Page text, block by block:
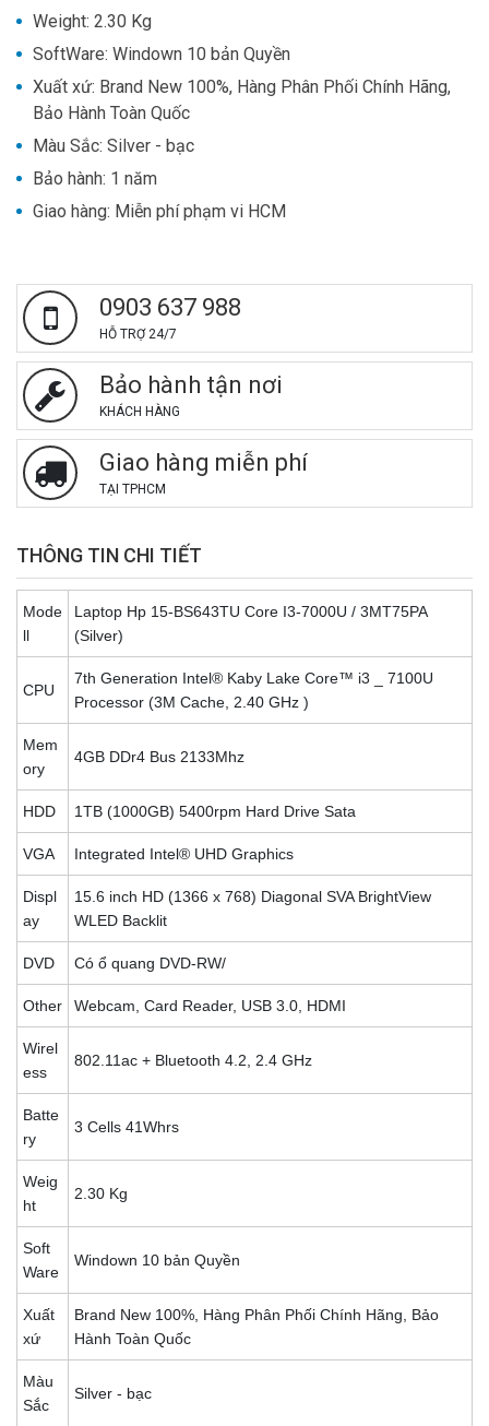
Weight: 2.30 Kg
SoftWare: Windown 10 bản Quyền
Xuất xứ: Brand New 100%, Hàng Phân Phối Chính Hãng,
Bảo Hành Toàn Quốc
Màu Sắc: Silver - bạc
Bảo hành: 1 năm
Giao hàng: Miễn phí phạm vi HCM
0903 637 988
HỖ TRỢ 24/7
Bảo hành tận nơi
KHÁCH HÀNG
Giao hàng miễn phí
TẠI TPHCM
THÔNG TIN CHI TIẾT
Mode
ll
Laptop Hp 15-BS643TU Core I3-7000U / 3MT75PA
(Silver)
CPU
7th Generation Intel® Kaby Lake Core™ i3 _ 7100U
Processor (3M Cache, 2.40 GHz )
Mem
ory
4GB DDr4 Bus 2133Mhz
HDD 1TB (1000GB) 5400rpm Hard Drive Sata
VGA Integrated Intel® UHD Graphics
Displ
ay
15.6 inch HD (1366 x 768) Diagonal SVA BrightView
WLED Backlit
DVD Có ổ quang DVD-RW/
Other Webcam, Card Reader, USB 3.0, HDMI
Wirel
ess
802.11ac + Bluetooth 4.2, 2.4 GHz
Batte
ry
3 Cells 41Whrs
Weig
ht
2.30 Kg
Soft
Ware
Windown 10 bản Quyền
Xuất
xứ
Brand New 100%, Hàng Phân Phối Chính Hãng, Bảo
Hành Toàn Quốc
Màu
Sắc
Silver - bạc